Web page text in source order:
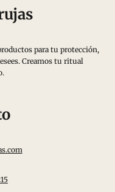
para tu protección,
Creamos tu ritual